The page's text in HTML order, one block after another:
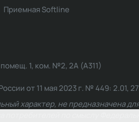
Приемная Softline
помещ. 1, ком. №2, 2А (А311)
от 11 мая 2023 г. № 449: 2.01,
характер, не предназначена